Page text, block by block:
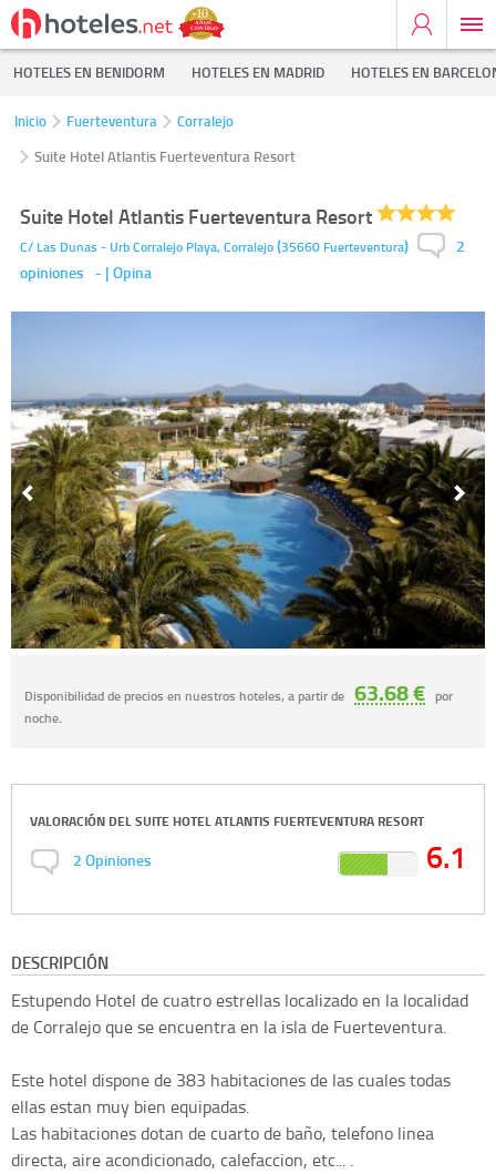
HOTELES EN BENIDORM HOTELES EN MADRID HOTELES EN
Inicio Fuerteventura
Corralejo
Suite Hotel Atlantis Fuerteventura Resort
Suite Hotel Atlantis Fuerteventura Resort
C/ Las Dunas - Urb Corralejo Playa,Corralejo(35660 Fuerteventura)
2
opiniones - | Opina
Disponibilidad de precios en nuestros hoteles, a partir de 63.68 € por
noche.
VALORACIÓN DELSUITE HOTEL ATLANTIS FUERTEVENTURA RESORT
2Opiniones 6.1
DESCRIPCIÓN
Estupendo Hotel de cuatro estrellas localizado en la localidad
de Corralejo que se encuentra en la isla de Fuerteventura.
Este hotel dispone de 383 habitaciones de las cuales todas
ellas estan muy bien equipadas.
Las habitaciones dotan de cuarto de baño, telefono linea
directa, aire acondicionado, calefaccion, etc... .